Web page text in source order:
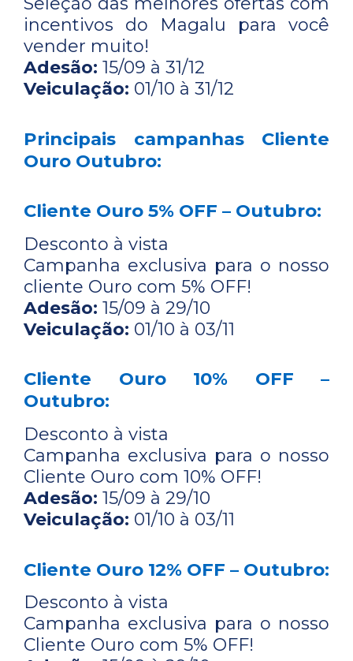
incentivos do Magalu para você
vender muito!
Adesão: 15/09 à 31/12
Veiculação: 01/10 à 31/12
Principais campanhas Cliente
Ouro Outubro:
Cliente Ouro 5% OFF – Outubro:
Desconto à vista
Campanha exclusiva para o nosso
cliente Ouro com 5% OFF!
Adesão: 15/09 à 29/10
Veiculação: 01/10 à 03/11
Cliente Ouro 10% OFF –
Outubro:
Desconto à vista
Campanha exclusiva para o nosso
Cliente Ouro com 10% OFF!
Adesão: 15/09 à 29/10
Veiculação: 01/10 à 03/11
Cliente Ouro 12% OFF – Outubro:
Desconto à vista
Campanha exclusiva para o nosso
Cliente Ouro com 5% OFF!